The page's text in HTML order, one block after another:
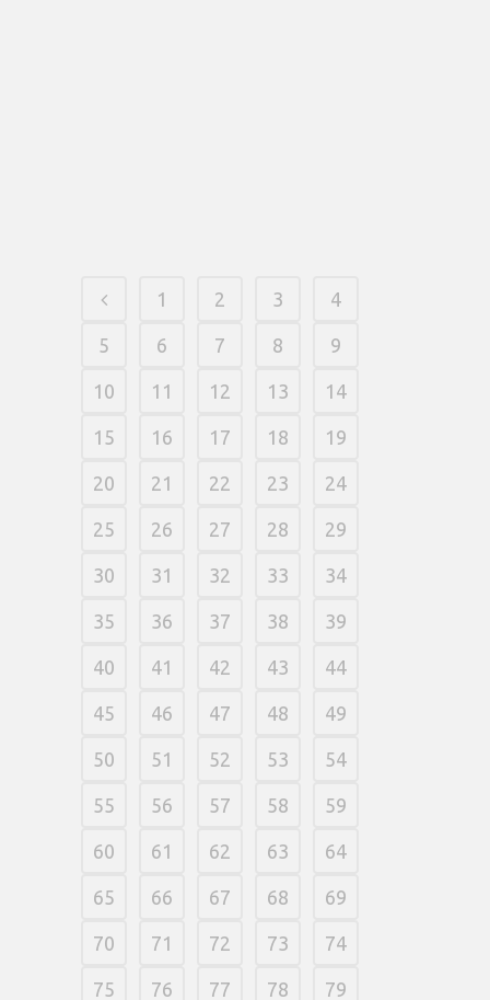
1 2 3 4
5 6 7 8 9
10 11 12 13 14
15 16 17 18 19
20 21 22 23 24
25 26 27 28 29
30 31 32 33 34
35 36 37 38 39
40 41 42 43 44
45 46 47 48 49
50 51 52 53 54
55 56 57 58 59
60 61 62 63 64
65 66 67 68 69
70 71 72 73 74
75 76 77 78 79